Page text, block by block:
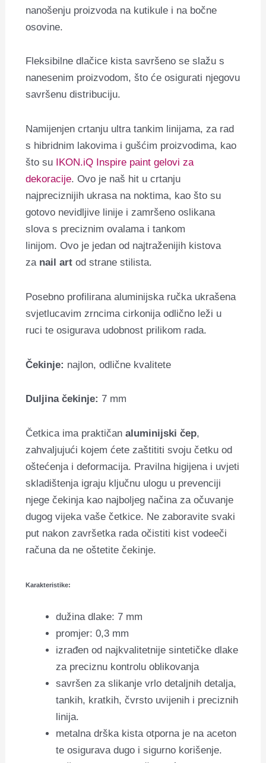
nanošenju proizvoda na kutikule i na bočne
osovine.
Fleksibilne dlačice kista savršeno se slažu s
nanesenim proizvodom, što će osigurati njegovu
savršenu distribuciju.
Namijenjen crtanju ultra tankim linijama, za rad
s hibridnim lakovima i gušćim proizvodima, kao
što su
IKON.iQ Inspire paint gelovi za
dekoracije. Ovo je naš hit u crtanju
najpreciznijih ukrasa na noktima, kao što su
gotovo nevidljive linije i zamršeno oslikana
slova s ​​preciznim ovalama i tankom
linijom. Ovo je jedan od najtraženijih kistova
za nail art od strane stilista.
Posebno profilirana aluminijska ručka ukrašena
svjetlucavim zrncima cirkonija odlično leži u
ruci te osigurava udobnost prilikom rada.
Čekinje: najlon, odlične kvalitete
Duljina čekinje: 7 mm
Četkica ima praktičanaluminijski čep,
zahvaljujući kojem ćete zaštititi svoju četku od
oštećenja i deformacija. Pravilna higijena i uvjeti
skladištenja igraju ključnu ulogu u prevenciji
njege čekinja kao najboljeg načina za očuvanje
dugog vijeka vaše četkice. Ne zaboravite svaki
put nakon završetka rada očistiti kist vodeeči
računa da ne oštetite čekinje.
Karakteristike:
dužina dlake: 7 mm
promjer: 0,3 mm
izrađen od najkvalitetnije sintetičke dlake
za preciznu kontrolu oblikovanja
savršen za slikanje vrlo detaljnih detalja,
tankih, kratkih, čvrsto uvijenih i preciznih
linija.
metalna drška kista otporna je na aceton
te osigurava dugo i sigurno korišenje.